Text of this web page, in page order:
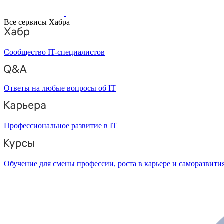
Все сервисы Хабра
Сообщество IT-специалистов
Ответы на любые вопросы об IT
Профессиональное развитие в IT
Обучение для смены профессии, роста в карьере и